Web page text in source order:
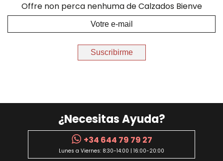
Offre non perca nenhuma de Calzados Bienve
Suscribirme
¿Necesitas Ayuda?
+34 644 79 79 27
Lunes a Viernes: 8:30-14:00 | 16:00-20:00